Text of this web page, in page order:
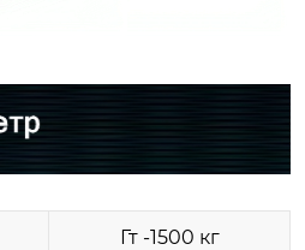
Гт -1500 кг